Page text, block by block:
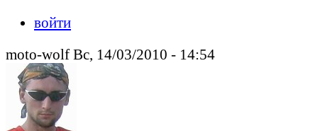
войти
moto-wolf Вс, 14/03/2010 - 14:54